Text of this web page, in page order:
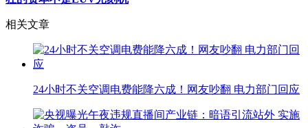
相关文章
24小时不关空调电费能降六成！网友吵翻 电力部门回应